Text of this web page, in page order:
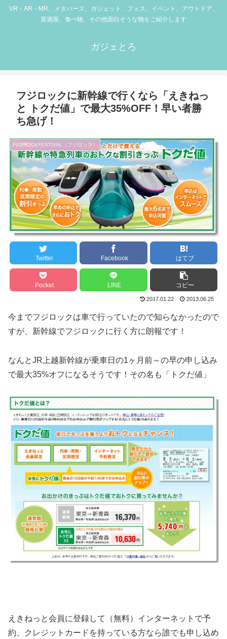
VR・AR・MR、メタバース、ガジェット、フェス、イベント、アウトドア、
居酒屋、食べ物、その他面白そうな物をご紹介します
ガジェとろ
フジロックに新幹線で行くなら「えきねっ
と トクだ値」で最大35%OFF！早い者勝
ち急げ！
FUJIROCKFESTIVAL（フジロック）
Twitter Facebook はてブ
Pocket LINE コピー
2017.01.22 2013.06.25
今までフジロックは車で行っていたので知らなかったので
すが、新幹線でフジロックに行く方に朗報です！
なんとJR上越新幹線が乗車日の1ヶ月前～の早の申し込み
で最大35%オフになるそうです！その名も「トクだ値」
えきねっと会員に登録して（無料）インターネットで予
約、クレジットカードを持っている方なら誰でも申し込め